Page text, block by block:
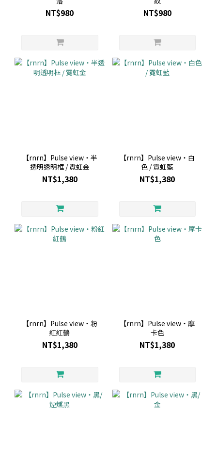
NT$980 NT$980
【rnrn】Pulse view・半
透明透明框 / 霓虹金
NT$1,380
【rnrn】Pulse view・白
色 / 霓虹藍
NT$1,380
【rnrn】Pulse view・粉
紅紅鶴
NT$1,380
【rnrn】Pulse view・摩
卡色
NT$1,380